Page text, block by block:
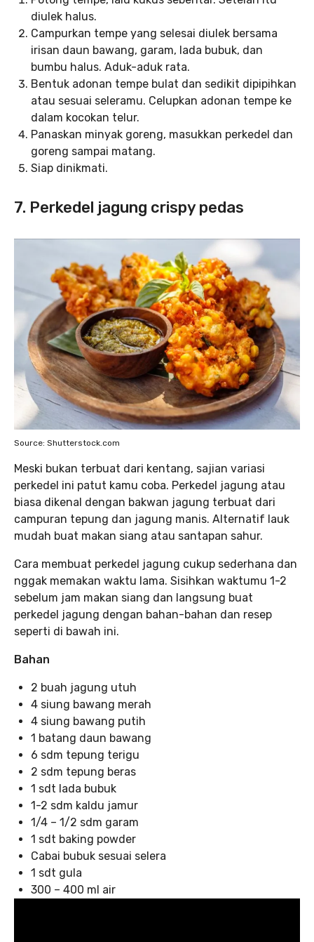
diulek halus.
Campurkan tempe yang selesai diulek bersama
irisan daun bawang, garam, lada bubuk, dan
bumbu halus. Aduk-aduk rata.
Bentuk adonan tempe bulat dan sedikit dipipihkan
atau sesuai seleramu. Celupkan adonan tempe ke
dalam kocokan telur.
Panaskan minyak goreng, masukkan perkedel dan
goreng sampai matang.
Siap dinikmati.
7. Perkedel jagung crispy pedas
Source: Shutterstock.com
Meski bukan terbuat dari kentang, sajian variasi
perkedel ini patut kamu coba. Perkedel jagung atau
biasa dikenal dengan bakwan jagung terbuat dari
campuran tepung dan jagung manis. Alternatif lauk
mudah buat makan siang atau santapan sahur.
Cara membuat perkedel jagung cukup sederhana dan
nggak memakan waktu lama. Sisihkan waktumu 1-2
sebelum jam makan siang dan langsung buat
perkedel jagung dengan bahan-bahan dan resep
seperti di bawah ini.
Bahan
2 buah jagung utuh
4 siung bawang merah
4 siung bawang putih
1 batang daun bawang
6 sdm tepung terigu
2 sdm tepung beras
1 sdt lada bubuk
1-2 sdm kaldu jamur
1/4 – 1/2 sdm garam
1 sdt baking powder
Cabai bubuk sesuai selera
1 sdt gula
300 – 400 ml air